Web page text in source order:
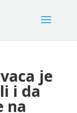
je
i da
na